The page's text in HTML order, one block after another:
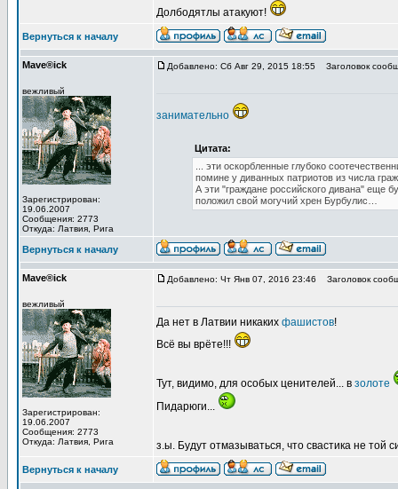
Долбодятлы атакуют!
Вернуться к началу
Mave®ick
вежливый
Зарегистрирован:
19.06.2007
Сообщения: 2773
Откуда: Латвия, Рига
Добавлено: Сб Авг 29, 2015 18:55 Заголовок
занимательно
Цитата:
... эти оскорбленные глубоко
помине у диванных патриотов из числа
А эти "граждане российского дивана" еще
положил свой могучий хрен Бурбулис…
Вернуться к началу
Mave®ick
вежливый
Зарегистрирован:
19.06.2007
Сообщения: 2773
Откуда: Латвия, Рига
Добавлено: Чт Янв 07, 2016 23:46 Заголовок
Да нет в Латвии никаких фашистов!
Всё вы врёте!!!
Тут, видимо, для особых ценителей... в золоте
Пидарюги...
з.ы. Будут отмазываться, что свастика не той
Вернуться к началу